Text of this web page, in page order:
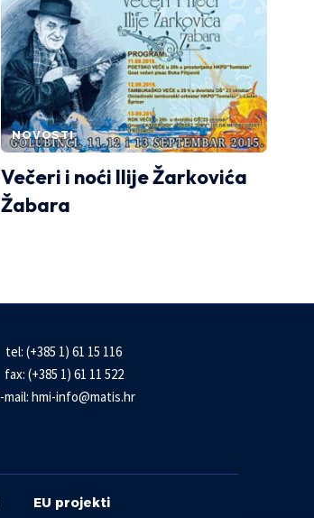
NOVOSTI
Večeri i noći Ilije Žarkovića
Žabara
tel: (+385 1) 61 15 116
fax: (+385 1) 61 11 522
mail: hmi-info@matis.hr
EU projekti